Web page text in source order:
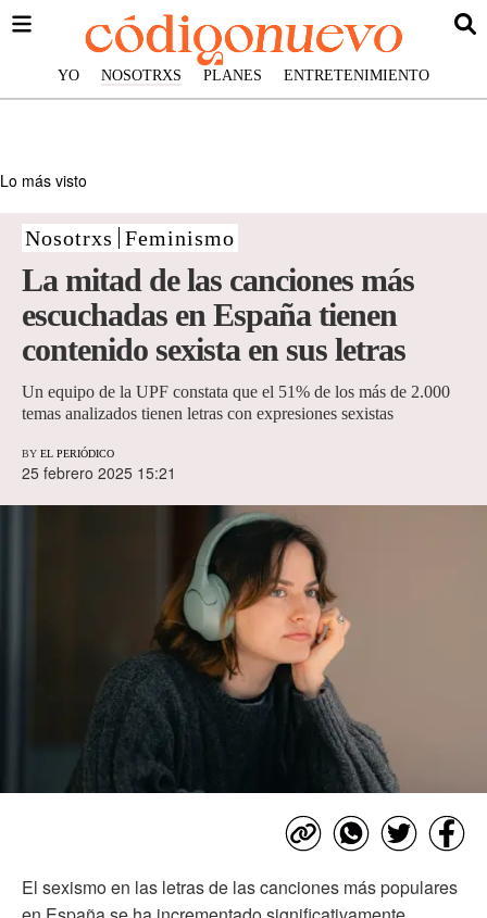
YO NOSOTRXS PLANES ENTRETENIMIENTO
Lo más visto
Nosotrxs Feminismo
La mitad de las canciones más
escuchadas en España tienen
contenido sexista en sus letras
Un equipo de la UPF constata que el 51% de los más de 2.000
temas analizados tienen letras con expresiones sexistas
BY EL PERIÓDICO
25 febrero 2025 15:21
El sexismo en las letras de las canciones más populares